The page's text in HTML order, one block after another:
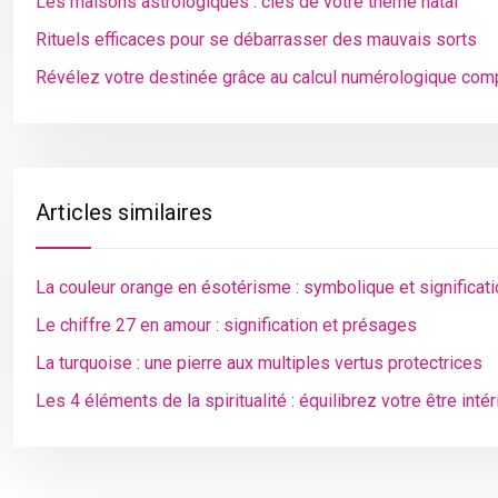
Rituels efficaces pour se débarrasser des mauvais sorts
Révélez votre destinée grâce au calcul numérologique
Articles similaires
La couleur orange en ésotérisme : symbolique et
Le chiffre 27 en amour : signification et présages
La turquoise : une pierre aux multiples vertus protectrices
Les 4 éléments de la spiritualité : équilibrez votre être